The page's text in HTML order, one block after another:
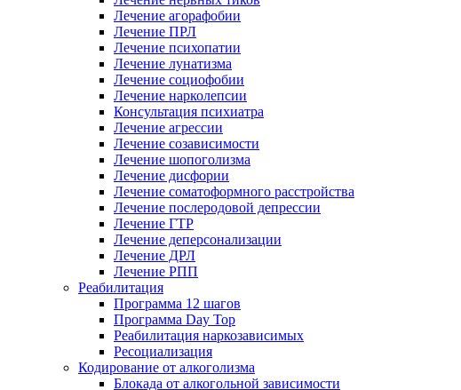
Лечение агорафобии
Лечение ПРЛ
Лечение психопатии
Лечение лунатизма
Лечение социофобии
Лечение нарколепсии
Консультация психиатра
Лечение агрессии
Лечение созависимости
Лечение шопоголизма
Лечение дисфории
Лечение соматоформного расстройства
Лечение послеродовой депрессии
Лечение ГТР
Лечение деперсонализации
Лечение ДРЛ
Лечение РПП
Реабилитация
Программа 12 шагов
Программа Day Top
Реабилитация наркозависимых
Ресоциализация
Кодирование от алкоголизма
Блокада от алкогольной зависимости